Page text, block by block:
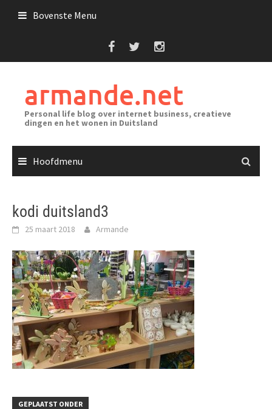
Bovenste Menu
armande.net
Personal life blog over internet business, creatieve
dingen en het wonen in Duitsland
Hoofdmenu
kodi duitsland3
25 maart 2018 Armande
GEPLAATST ONDER